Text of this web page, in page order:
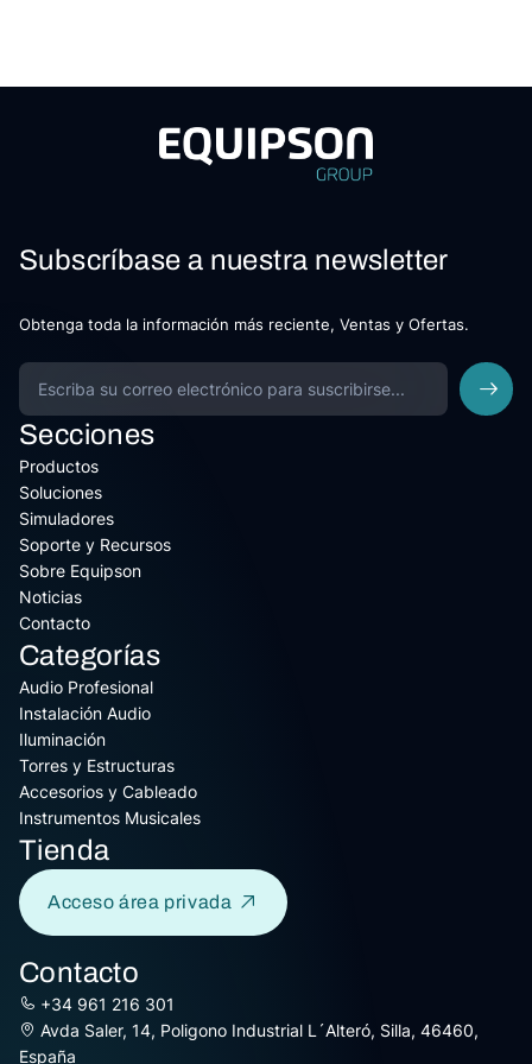
Subscríbase a nuestra newsletter
Obtenga toda la información más reciente, Ventas y Ofertas.
Secciones
Productos
Soluciones
Simuladores
Soporte y Recursos
Sobre Equipson
Noticias
Contacto
Categorías
Audio Profesional
Instalación Audio
Iluminación
Torres y Estructuras
Accesorios y Cableado
Instrumentos Musicales
Tienda
Acceso área privada
Contacto
+34 961 216 301
Avda Saler, 14, Poligono Industrial L´Alteró, Silla, 46460,
España